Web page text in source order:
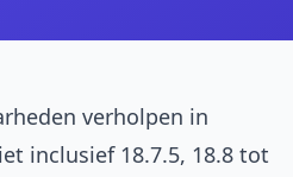
verholpen in
inclusief 18.7.5, 18.8 tot